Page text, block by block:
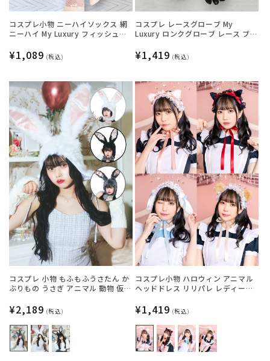
コスプレ小物 ニーハイソックス 網
ニーハイ My Luxury フィッシュネ
リーサイズ ホワイト【クリアスト
ーン】
通
価
格
¥1,089 (税込)
コスプレ レースグローブ My
Luxury ロンクグローブ レース ブラ
ック【クリアストーン】
通
価
¥1,419 (税込)
コスプレ 小物 もふもふうさたん か
ぶりもの うさぎ アニマル 動物 仮装
ック【クリアストーン】
通
常
価
格
¥2,189 (税込)
コスプレ小物 ハロウィン アニマル
ヘッドドレス リリパレ レディース
ぎ/くま【クリアストーン】
通
常
価
格
¥1,419 (税込)